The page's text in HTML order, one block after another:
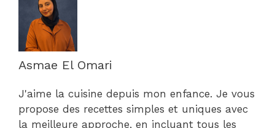
Asmae El Omari
J'aime la cuisine depuis mon enfance. Je vous
propose des recettes simples et uniques avec
la meilleure approche, en incluant tous les